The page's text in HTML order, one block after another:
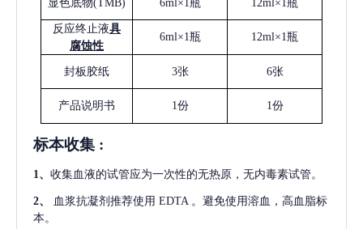
显色底物(TMB) 6ml×1瓶 12ml×1瓶
反应终止液具
腐蚀性
6ml×1瓶 12ml×1瓶
封板胶纸 3张 6张
产品说明书 1份 1份
标本收集 :
1 、 收集血液的试管应为一次性的无热原，无内毒素试管。
2、 血浆抗凝剂推荐使用 EDTA 。避免使用溶血，高血脂标
本。